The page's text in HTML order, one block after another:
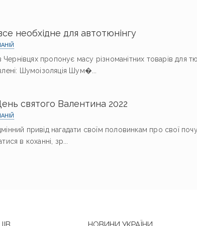
необхідне для автотюнінгу
пропонує масу різноманітних товарів для
Шумоізоляція Шум�...
святого Валентина 2022
привід нагадати своїм половинкам про свої
в коханні, зр...